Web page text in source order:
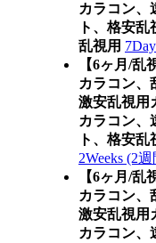
カラコン、
ト、格安
乱視用
【6ヶ月/乱
カラコン、
激安乱視用
カラコン、
ト、格安
2Weeks (2
【6ヶ月/乱
カラコン、
激安乱視用
カラコン、